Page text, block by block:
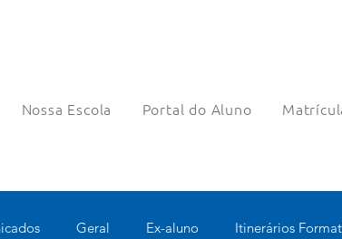
Nossa Escola Portal do Aluno
Geral Ex-aluno Itinerários